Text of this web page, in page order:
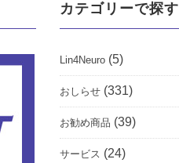
カテゴリーで探す
Lin4Neuro (5)
おしらせ (331)
お勧め商品 (39)
サービス (24)